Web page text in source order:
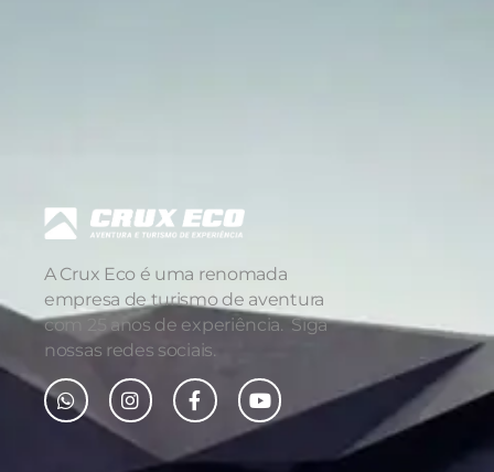
A Crux Eco é uma renomada
empresa de turismo de aventura
com 25 anos de experiência. Siga
nossas redes sociais.